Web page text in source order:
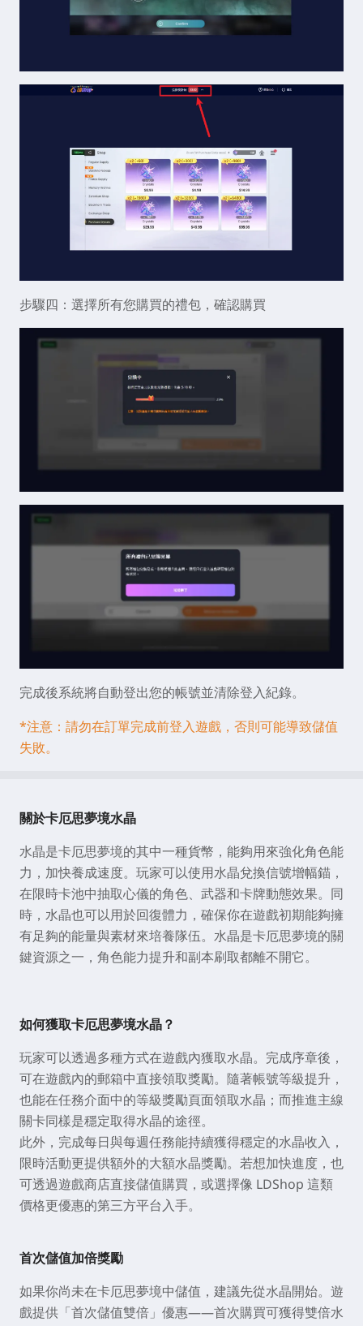
步驟四：選擇所有您購買的禮包，確認購買
完成後系統將自動登出您的帳號並清除登入紀錄。
*注意：請勿在訂單完成前登入遊戲，否則可能導致儲值
失敗。
關於卡厄思夢境水晶
水晶是卡厄思夢境的其中一種貨幣，能夠用來強化角色能
力，加快養成速度。玩家可以使用水晶兌換信號增幅錨，
在限時卡池中抽取心儀的角色、武器和卡牌動態效果。同
時，水晶也可以用於回復體力，確保你在遊戲初期能夠擁
有足夠的能量與素材來培養隊伍。水晶是卡厄思夢境的關
鍵資源之一，角色能力提升和副本刷取都離不開它。
如何獲取卡厄思夢境水晶？
玩家可以透過多種方式在遊戲內獲取水晶。完成序章後，
可在遊戲內的郵箱中直接領取獎勵。隨著帳號等級提升，
也能在任務介面中的等級獎勵頁面領取水晶；而推進主線
關卡同樣是穩定取得水晶的途徑。
此外，完成每日與每週任務能持續獲得穩定的水晶收入，
限時活動更提供額外的大額水晶獎勵。若想加快進度，也
可透過遊戲商店直接儲值購買，或選擇像 LDShop 這類
價格更優惠的第三方平台入手。
首次儲值加倍獎勵
如果你尚未在卡厄思夢境中儲值，建議先從水晶開始。遊
戲提供「首次儲值雙倍」優惠——首次購買可獲得雙倍水